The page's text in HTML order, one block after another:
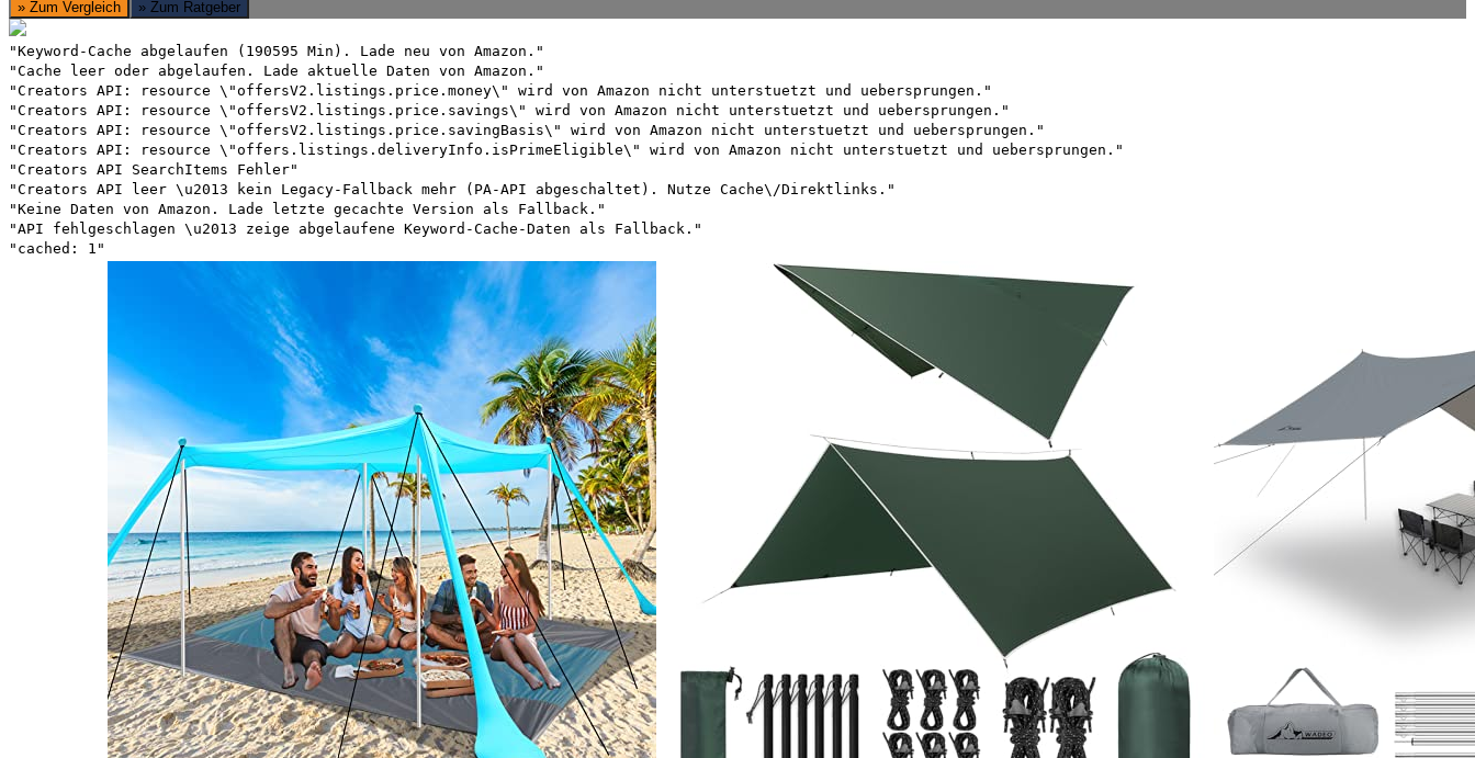
» Zum Vergleich » Zum Ratgeber
"Keyword-Cache abgelaufen (190595 Min). Lade neu von Amazon."
"Cache leer oder abgelaufen. Lade aktuelle Daten von Amazon."
"Creators API: resource \"offersV2.listings.price.money\" wird von Amazon nicht unterstuetzt und uebersprungen."
"Creators API: resource \"offersV2.listings.price.savings\" wird von Amazon nicht unterstuetzt und uebersprungen."
"Creators API: resource \"offersV2.listings.price.savingBasis\" wird von Amazon nicht unterstuetzt und uebersprungen."
"Creators API: resource \"offers.listings.deliveryInfo.isPrimeEligible\" wird von Amazon nicht unterstuetzt und uebersprungen."
"Creators API SearchItems Fehler"
"Creators API leer \u2013 kein Legacy-Fallback mehr (PA-API abgeschaltet). Nutze Cache\/Direktlinks."
"Keine Daten von Amazon. Lade letzte gecachte Version als Fallback."
"API fehlgeschlagen \u2013 zeige abgelaufene Keyword-Cache-Daten als Fallback."
"cached: 1"